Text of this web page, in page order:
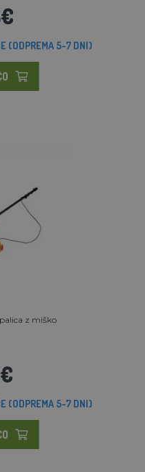
(ODPREMA 5-7 DNI)
z miško
(ODPREMA 5-7 DNI)